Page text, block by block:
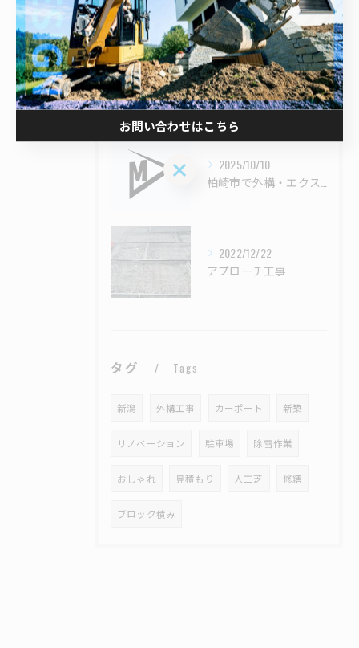
最近の投稿 Recent Posts
2026/01/28
新潟県で作業員の求人募集中
2025/10/10
2022/12/22
アプローチ工事
タグ Tags
新潟 外構工事 カーポート 新築
リノベーション 駐車場 除雪作業
おしゃれ 見積もり 人工芝 修繕
ブロック積み
お問い合わせはこちら
お問い合わせはこちら